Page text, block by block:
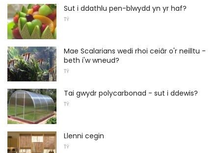
Sut i ddathlu pen-blwydd yn yr haf?
TŶ
Mae Scalarians wedi rhoi ceiâr o'r neilltu -
beth i'w wneud?
TŶ
Tai gwydr polycarbonad - sut i ddewis?
TŶ
Llenni cegin
TŶ